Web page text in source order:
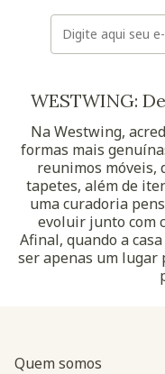
E-mail
WESTWING:
Na Westwing,
formas mais
reunimos móveis,
tapetes, além de
uma curadoria
evoluir junto com
Afinal, quando a
ser apenas um lugar
Quem somos